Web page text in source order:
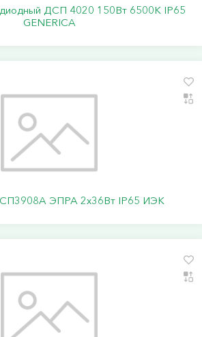
ДСП 4020 150Вт 6500К IP65
GENERICA
ЭПРА 2х36Вт IP65 ИЭК